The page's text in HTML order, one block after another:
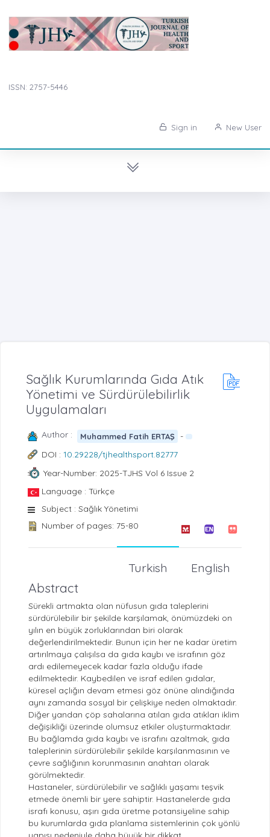
ISSN: 2757-5446
Sign in New User
Sağlık Kurumlarında Gıda Atık
Yönetimi ve Sürdürülebilirlik
Uygulamaları
Author : Muhammed Fatih ERTAŞ
-
DOI : 10.29228/tjhealthsport.82777
Year-Number: 2025-TJHS Vol 6 Issue 2
Language : Türkçe
Subject : Sağlık Yönetimi
Number of pages: 75-80
English
Turkish
Abstract
Sürekli artmakta olan nüfusun gıda taleplerini
sürdürülebilir bir şekilde karşılamak, önümüzdeki on
yılın en büyük zorluklarından biri olarak
değerlendirilmektedir. Bunun için her ne kadar üretim
artırılmaya çalışılsa da gıda kaybı ve israfının göz
ardı edilemeyecek kadar fazla olduğu ifade
edilmektedir. Kaybedilen ve israf edilen gıdalar,
küresel açlığın devam etmesi göz önüne alındığında
aynı zamanda sosyal bir çelişkiye neden olmaktadır.
Diğer yandan çöp sahalarına atılan gıda atıkları iklim
değişikliği üzerinde olumsuz etkiler oluşturmaktadır.
Bu bağlamda gıda kaybı ve israfını azaltmak, gıda
taleplerinin sürdürülebilir şekilde karşılanmasının ve
çevre sağlığının korunmasının anahtarı olarak
görülmektedir.
Hastaneler, sürdürülebilir ve sağlıklı yaşamı teşvik
etmede önemli bir yere sahiptir. Hastanelerde gıda
israfı konusu, aşırı gıda üretme potansiyeline sahip
bu kurumlarda gıda planlama sistemlerinin çok yönlü